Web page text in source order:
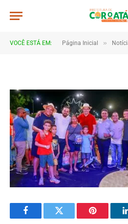
VOCÊ ESTÁ EM: Página Inicial »
a011
FacebookTwitter Pinterest